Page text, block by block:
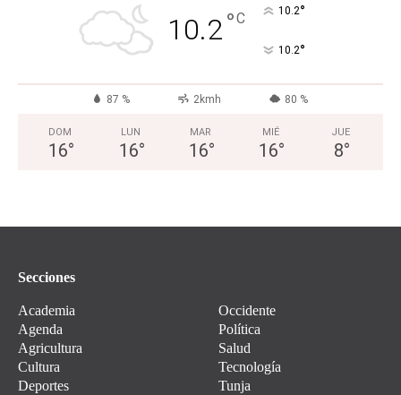
10.2°C 10.2°
10.2°
87 % 2kmh 80 %
DOM
16°
LUN
16°
MAR
16°
MIÉ
16°
JUE
8°
Secciones
Academia
Agenda
Agricultura
Cultura
Deportes
Occidente
Política
Salud
Tecnología
Tunja